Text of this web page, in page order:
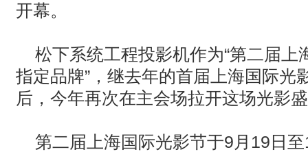
开幕。
松下系统工程投影机作为“第二届
指定品牌”，继去年的首届上海国际光
后，今年再次在主会场拉开这场光影
第二届上海国际光影节于9 月 19 日至